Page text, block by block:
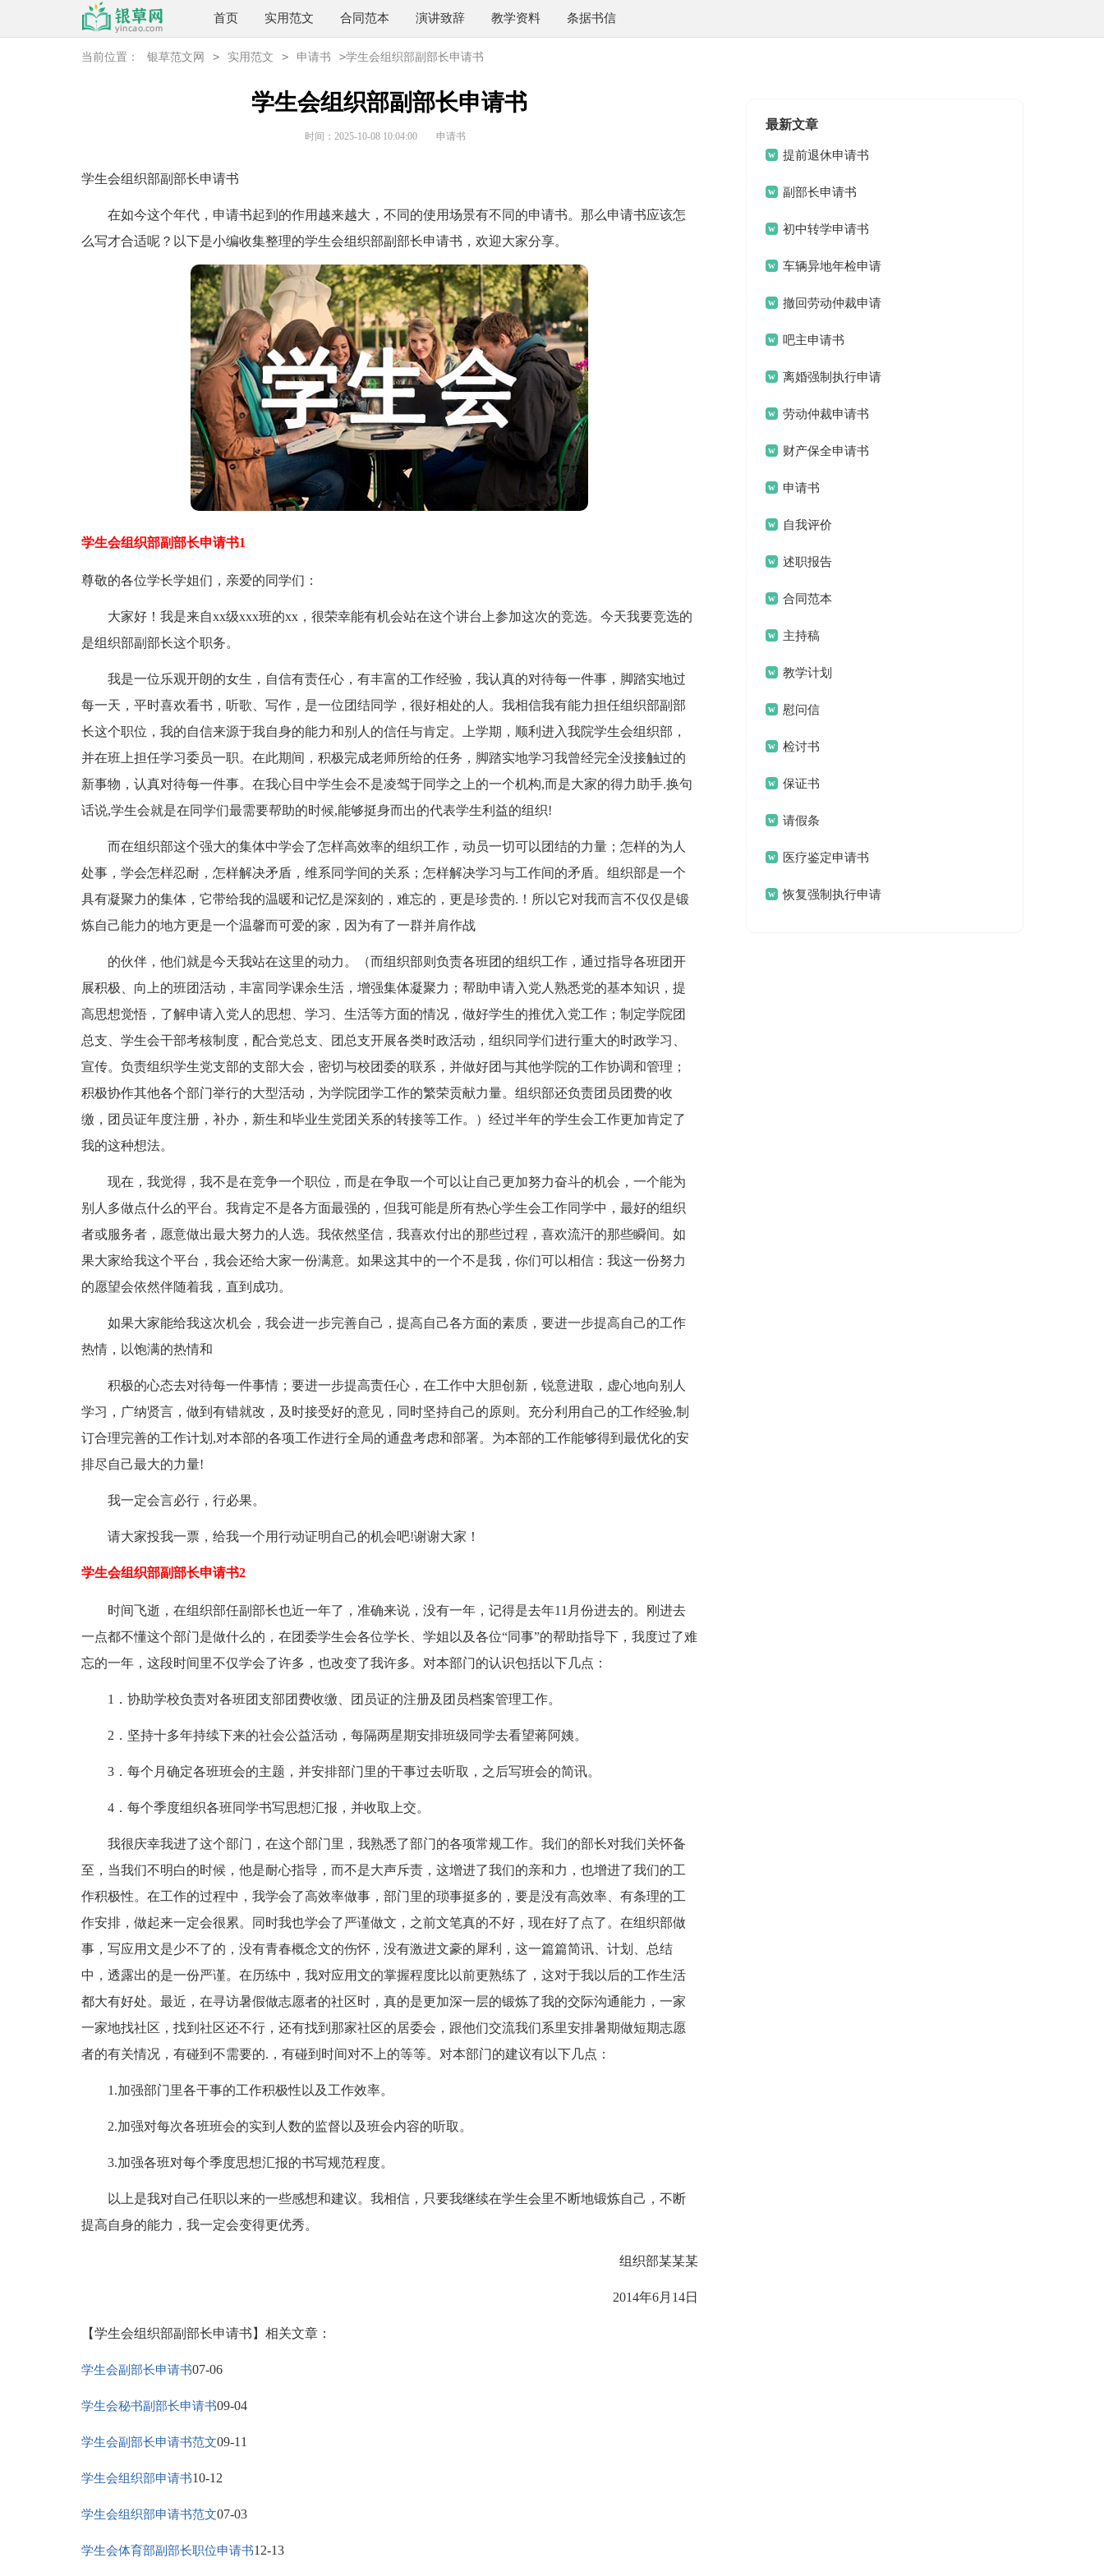
首页 实用范文 合同范本 演讲致辞 教学资料 条据书信
当前位置： 银草范文网 > 实用范文 > 申请书 >学生会组织部副部长申请书
学生会组织部副部长申请书
时间：2025-10-08 10:04:00 申请书
学生会组织部副部长申请书
在如今这个年代，申请书起到的作用越来越大，不同的使用场景有不同的申请书。那么申请书应该怎
么写才合适呢？以下是小编收集整理的学生会组织部副部长申请书，欢迎大家分享。
学生会组织部副部长申请书1
尊敬的各位学长学姐们，亲爱的同学们：
大家好！我是来自xx级xxx班的xx，很荣幸能有机会站在这个讲台上参加这次的竞选。今天我要竞选的
是组织部副部长这个职务。
我是一位乐观开朗的女生，自信有责任心，有丰富的工作经验，我认真的对待每一件事，脚踏实地过
每一天，平时喜欢看书，听歌、写作，是一位团结同学，很好相处的人。我相信我有能力担任组织部副部
长这个职位，我的自信来源于我自身的能力和别人的信任与肯定。上学期，顺利进入我院学生会组织部，
并在班上担任学习委员一职。在此期间，积极完成老师所给的任务，脚踏实地学习我曾经完全没接触过的
新事物，认真对待每一件事。在我心目中学生会不是凌驾于同学之上的一个机构,而是大家的得力助手.换句
话说,学生会就是在同学们最需要帮助的时候,能够挺身而出的代表学生利益的组织!
而在组织部这个强大的集体中学会了怎样高效率的组织工作，动员一切可以团结的力量；怎样的为人
处事，学会怎样忍耐，怎样解决矛盾，维系同学间的关系；怎样解决学习与工作间的矛盾。组织部是一个
具有凝聚力的集体，它带给我的温暖和记忆是深刻的，难忘的，更是珍贵的.！所以它对我而言不仅仅是锻
炼自己能力的地方更是一个温馨而可爱的家，因为有了一群并肩作战
的伙伴，他们就是今天我站在这里的动力。（而组织部则负责各班团的组织工作，通过指导各班团开
展积极、向上的班团活动，丰富同学课余生活，增强集体凝聚力；帮助申请入党人熟悉党的基本知识，提
高思想觉悟，了解申请入党人的思想、学习、生活等方面的情况，做好学生的推优入党工作；制定学院团
总支、学生会干部考核制度，配合党总支、团总支开展各类时政活动，组织同学们进行重大的时政学习、
宣传。负责组织学生党支部的支部大会，密切与校团委的联系，并做好团与其他学院的工作协调和管理；
积极协作其他各个部门举行的大型活动，为学院团学工作的繁荣贡献力量。组织部还负责团员团费的收
缴，团员证年度注册，补办，新生和毕业生党团关系的转接等工作。）经过半年的学生会工作更加肯定了
我的这种想法。
现在，我觉得，我不是在竞争一个职位，而是在争取一个可以让自己更加努力奋斗的机会，一个能为
别人多做点什么的平台。我肯定不是各方面最强的，但我可能是所有热心学生会工作同学中，最好的组织
者或服务者，愿意做出最大努力的人选。我依然坚信，我喜欢付出的那些过程，喜欢流汗的那些瞬间。如
果大家给我这个平台，我会还给大家一份满意。如果这其中的一个不是我，你们可以相信：我这一份努力
的愿望会依然伴随着我，直到成功。
如果大家能给我这次机会，我会进一步完善自己，提高自己各方面的素质，要进一步提高自己的工作
热情，以饱满的热情和
积极的心态去对待每一件事情；要进一步提高责任心，在工作中大胆创新，锐意进取，虚心地向别人
学习，广纳贤言，做到有错就改，及时接受好的意见，同时坚持自己的原则。充分利用自己的工作经验,制
订合理完善的工作计划,对本部的各项工作进行全局的通盘考虑和部署。为本部的工作能够得到最优化的安
排尽自己最大的力量!
我一定会言必行，行必果。
请大家投我一票，给我一个用行动证明自己的机会吧!谢谢大家！
学生会组织部副部长申请书2
时间飞逝，在组织部任副部长也近一年了，准确来说，没有一年，记得是去年11月份进去的。刚进去
一点都不懂这个部门是做什么的，在团委学生会各位学长、学姐以及各位“同事”的帮助指导下，我度过了难
忘的一年，这段时间里不仅学会了许多，也改变了我许多。对本部门的认识包括以下几点：
1．协助学校负责对各班团支部团费收缴、团员证的注册及团员档案管理工作。
2．坚持十多年持续下来的社会公益活动，每隔两星期安排班级同学去看望蒋阿姨。
3．每个月确定各班班会的主题，并安排部门里的干事过去听取，之后写班会的简讯。
4．每个季度组织各班同学书写思想汇报，并收取上交。
我很庆幸我进了这个部门，在这个部门里，我熟悉了部门的各项常规工作。我们的部长对我们关怀备
至，当我们不明白的时候，他是耐心指导，而不是大声斥责，这增进了我们的亲和力，也增进了我们的工
作积极性。在工作的过程中，我学会了高效率做事，部门里的琐事挺多的，要是没有高效率、有条理的工
作安排，做起来一定会很累。同时我也学会了严谨做文，之前文笔真的不好，现在好了点了。在组织部做
事，写应用文是少不了的，没有青春概念文的伤怀，没有激进文豪的犀利，这一篇篇简讯、计划、总结
中，透露出的是一份严谨。在历练中，我对应用文的掌握程度比以前更熟练了，这对于我以后的工作生活
都大有好处。最近，在寻访暑假做志愿者的社区时，真的是更加深一层的锻炼了我的交际沟通能力，一家
一家地找社区，找到社区还不行，还有找到那家社区的居委会，跟他们交流我们系里安排暑期做短期志愿
者的有关情况，有碰到不需要的.，有碰到时间对不上的等等。对本部门的建议有以下几点：
1.加强部门里各干事的工作积极性以及工作效率。
2.加强对每次各班班会的实到人数的监督以及班会内容的听取。
3.加强各班对每个季度思想汇报的书写规范程度。
以上是我对自己任职以来的一些感想和建议。我相信，只要我继续在学生会里不断地锻炼自己，不断
提高自身的能力，我一定会变得更优秀。
组织部某某某
2014年6月14日
【学生会组织部副部长申请书】相关文章：
学生会副部长申请书07-06
学生会秘书副部长申请书09-04
学生会副部长申请书范文09-11
学生会组织部申请书10-12
学生会组织部申请书范文07-03
学生会体育部副部长职位申请书12-13
最新文章
提前退休申请书
副部长申请书
初中转学申请书
车辆异地年检申请
书 撤回劳动仲裁申请
书 吧主申请书
离婚强制执行申请
书 劳动仲裁申请书
财产保全申请书
申请书
自我评价
述职报告
合同范本
主持稿
教学计划
慰问信
检讨书
保证书
请假条
医疗鉴定申请书
恢复强制执行申请